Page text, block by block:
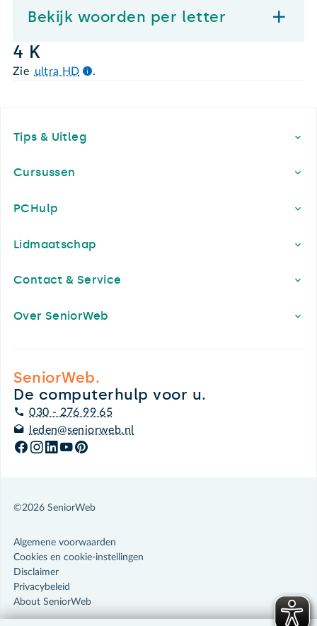
Bekijk woorden per letter
4 K
Zie ultra HD .
Tips & Uitleg
Cursussen
PCHulp
Lidmaatschap
Contact & Service
Over SeniorWeb
SeniorWeb.
De computerhulp voor u.
030 - 276 99 65
leden@seniorweb.nl
©2026 SeniorWeb
Algemene voorwaarden
Cookies en cookie-instellingen
Disclaimer
Privacybeleid
About SeniorWeb